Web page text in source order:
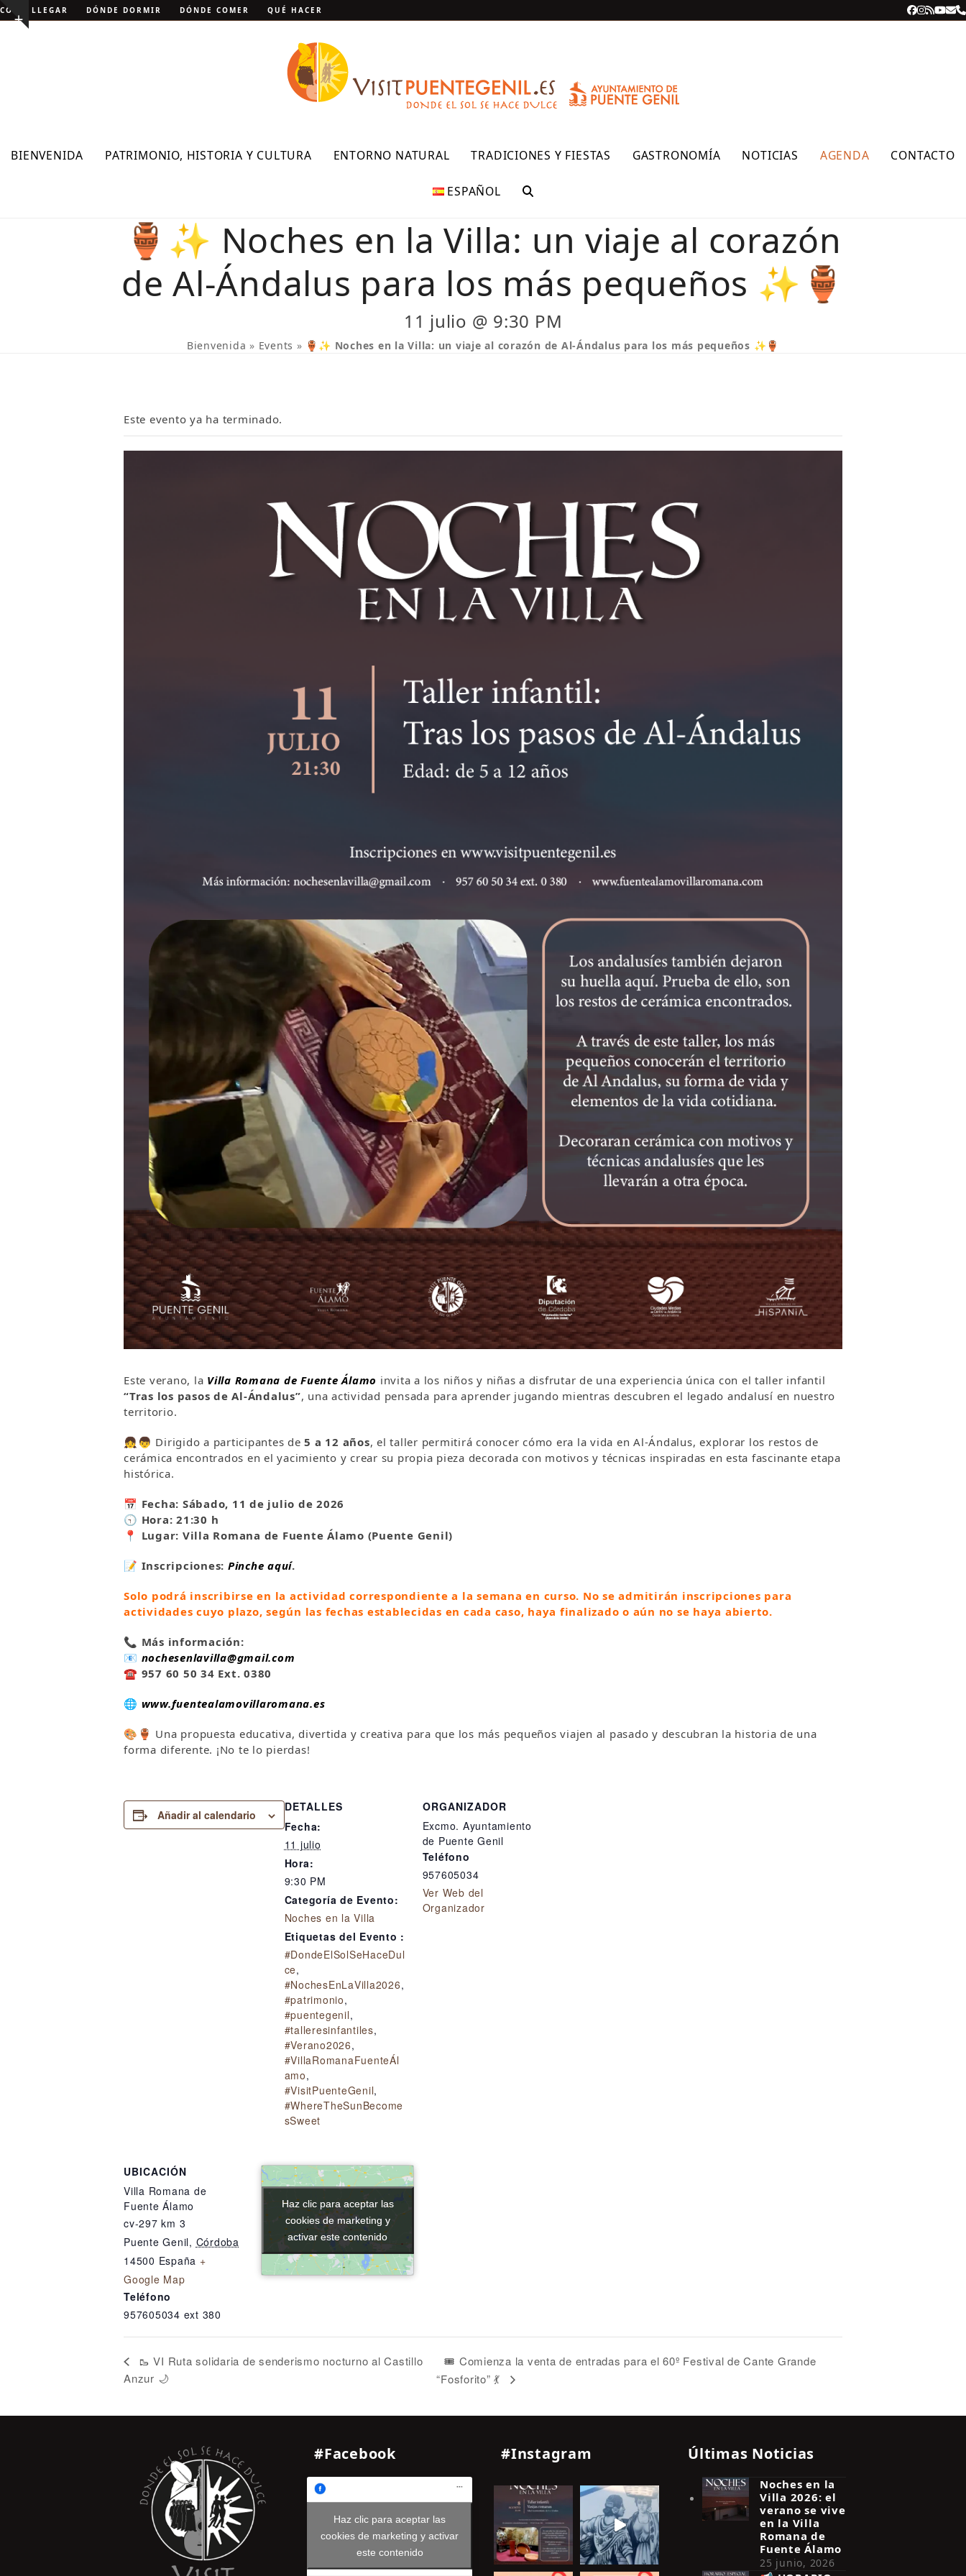
Skip
to Show
CÓMO LLEGAR DÓNDE DORMIR DÓNDE COMER QUÉ HACER Facebook
RSS
BIENVENIDA PATRIMONIO, HISTORIA Y CULTURA ENTORNO NATURAL TRADICIONES Y FIESTAS GASTRONOMÍA NOTICIAS AGENDA CONTACTO
ESPAÑOL
🏺✨ Noches en la Villa: un viaje al corazón
de Al-Ándalus para los más pequeños ✨🏺
11 julio @ 9:30 PM
Bienvenida » Events » 🏺✨ Noches en la Villa: un viaje al corazón de Al-Ándalus para los más pequeños ✨🏺
Este evento ya ha terminado.
Este verano, la Villa Romana de Fuente Álamo invita a los niños y niñas a disfrutar de una experiencia única con el taller infantil
“Tras los pasos de Al-Ándalus”, una actividad pensada para aprender jugando mientras descubren el legado andalusí en nuestro
territorio.
👧👦 Dirigido a participantes de5 a 12 años, el taller permitirá conocer cómo era la vida en Al-Ándalus, explorar los restos de
cerámica encontrados en el yacimiento y crear su propia pieza decorada con motivos y técnicas inspiradas en esta fascinante etapa
histórica.
📅 Fecha: Sábado, 11 de julio de 2026
🕤 Hora: 21:30 h
📍 Lugar: Villa Romana de Fuente Álamo (Puente Genil)
📝 Inscripciones: Pinche aquí.
Solo podrá inscribirse en la actividad correspondiente a la semana en curso. No se admitirán inscripciones para
actividades cuyo plazo, según las fechas establecidas en cada caso, haya finalizado o aún no se haya abierto.
📞 Más información:
📧 nochesenlavilla@gmail.com
☎️ 957 60 50 34 Ext. 0380
🌐 www.fuentealamovillaromana.es
🎨🏺 Una propuesta educativa, divertida y creativa para que los más pequeños viajen al pasado y descubran la historia de una
forma diferente. ¡No te lo pierdas!
Añadir al calendario
DETALLES
Fecha:
11 julio
Hora:
9:30 PM
Categoría de Evento:
Noches en la Villa
Etiquetas del Evento :
#DondeElSolSeHaceDul
ce,
#NochesEnLaVilla2026,
#patrimonio,
#puentegenil,
#talleresinfantiles,
#Verano2026,
#VillaRomanaFuenteÁl
amo,
#VisitPuenteGenil,
#WhereTheSunBecome
sSweet
ORGANIZADOR
Excmo. Ayuntamiento
de Puente Genil
Teléfono
957605034
Ver Web del
Organizador
UBICACIÓN
Villa Romana de
Fuente Álamo
cv-297 km 3
Puente Genil, Córdoba
14500 España +
Google Map
Teléfono
957605034 ext 380
Haz clic para aceptar las
cookies de marketing y
activar este contenido
Haz clic para aceptar las
cookies de marketing y
activar este contenido
🥾 VI Ruta solidaria de senderismo nocturno al Castillo
Anzur 🌙
🎟️ Comienza la venta de entradas para el 60º Festival de Cante Grande
“Fosforito” 💃
#Facebook
Haz clic para aceptar las
cookies de marketing y activar
este contenido
#Instagram Últimas Noticias
Noches en la
Villa 2026: el
verano se vive
en la Villa
Romana de
Fuente Álamo
25 junio, 2026